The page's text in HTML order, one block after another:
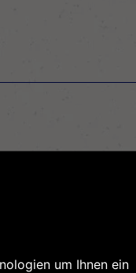
um Ihnen ein